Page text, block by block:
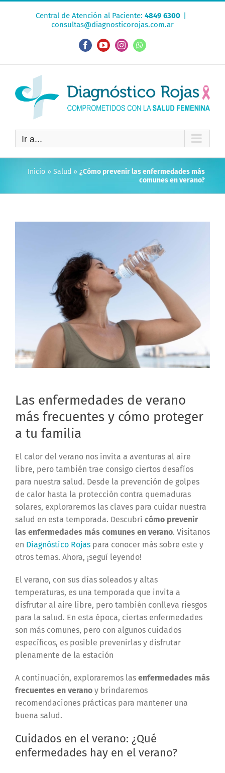
Central de Atención al Paciente: 4849 6300 |
consultas@diagnosticorojas.com.ar
FacebookYouTubeInstagramWhatsApp
Ir a...
Inicio » Salud » ¿Cómo prevenir las enfermedades más
comunes en verano?
Las enfermedades de verano
más frecuentes y cómo proteger
a tu familia
El calor del verano nos invita a aventuras al aire
libre, pero también trae consigo ciertos desafíos
para nuestra salud. Desde la prevención de golpes
de calor hasta la protección contra quemaduras
solares, exploraremos las claves para cuidar nuestra
salud en esta temporada. Descubrí cómo prevenir
las enfermedades más comunes en verano. Visitanos
en Diagnóstico Rojaspara conocer más sobre este y
otros temas. Ahora, ¡seguí leyendo!
El verano, con sus días soleados y altas
temperaturas, es una temporada que invita a
disfrutar al aire libre, pero también conlleva riesgos
para la salud. En esta época, ciertas enfermedades
son más comunes, pero con algunos cuidados
específicos, es posible prevenirlas y disfrutar
plenamente de la estación
A continuación, exploraremos las enfermedades más
frecuentes en veranoy brindaremos
recomendaciones prácticas para mantener una
buena salud.
Cuidados en el verano: ¿Qué
enfermedades hay en el verano?